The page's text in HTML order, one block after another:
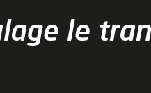
le